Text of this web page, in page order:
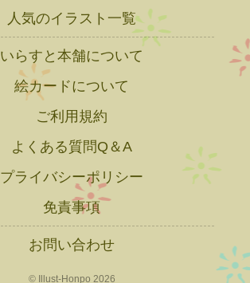
人気のイラスト一覧
いらすと本舗について
絵カードについて
ご利用規約
よくある質問Q＆A
プライバシーポリシー
免責事項
お問い合わせ
© Illust-Honpo 2026